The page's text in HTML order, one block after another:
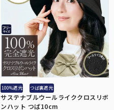
100%遮光 つば裏遮光
サステナブルウールライククロスリボ
ンハット つば10cm